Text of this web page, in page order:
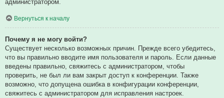
администратором.
Вернуться к началу
Почему я не могу войти?
Существует несколько возможных причин. Прежде всего убедитесь,
что вы правильно вводите имя пользователя и пароль. Если данные
введены правильно, свяжитесь с администратором, чтобы
проверить, не был ли вам закрыт доступ к конференции. Также
возможно, что допущена ошибка в конфигурации конференции,
свяжитесь с администратором для исправления настроек.